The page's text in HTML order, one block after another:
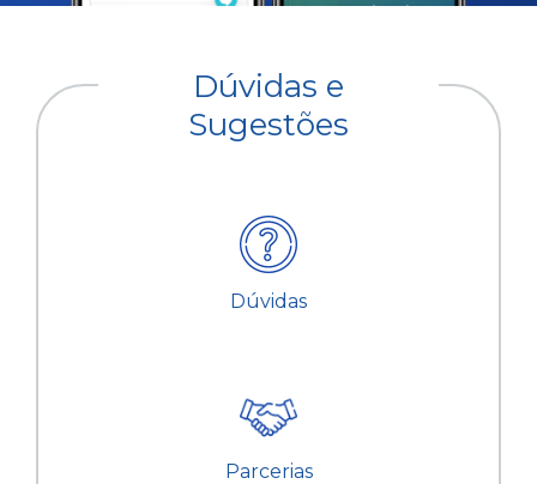
Dúvidas e
Sugestões
Dúvidas
Parcerias